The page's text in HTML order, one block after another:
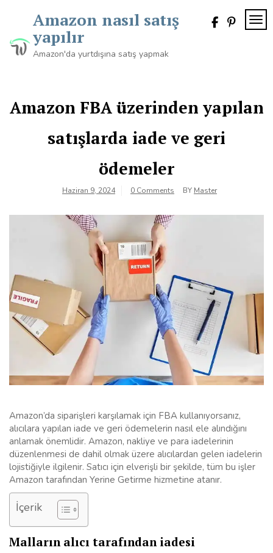
Amazon nasıl satış
yapılır
Amazon'da yurtdışına satış yapmak
Amazon FBA üzerinden yapılan
satışlarda iade ve geri
ödemeler
Haziran 9, 2024 0 Comments BY Master
Amazon’da siparişleri karşılamak için FBA kullanıyorsanız,
alıcılara yapılan iade ve geri ödemelerin nasıl ele alındığını
anlamak önemlidir. Amazon, nakliye ve para iadelerinin
düzenlenmesi de dahil olmak üzere alıcılardan gelen iadelerin
lojistiğiyle ilgilenir. Satıcı için elverişli bir şekilde, tüm bu işler
Amazon tarafından Yerine Getirme hizmetine atanır.
İçerik
Malların alıcı tarafından iadesi